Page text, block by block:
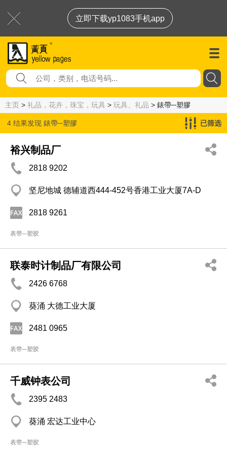
立即下载yp1083手机app
主页 > 礼品，花卉，珠宝，玩具 > 玩具、礼品 > 錶帶─塑膠
4 结果发现 錶帶─塑膠 已筛选
裕兴制品厂
2818 9202
坚尼地城 德辅道西444-452号香港工业大厦7A-D
2818 9261
表带─塑胶
联泰时计制品厂有限公司
2426 6768
葵涌 大德工业大厦
2481 0965
表带─塑胶
千威钟表公司
2395 2483
葵涌 宏达工业中心
表带─塑胶